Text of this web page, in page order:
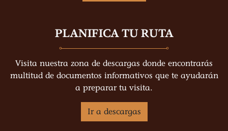
PLANIFICA TU RUTA
Visita nuestra zona de descargas donde encontrarás
multitud de documentos informativos que te ayudarán
a preparar tu visita.
Ir a descargas